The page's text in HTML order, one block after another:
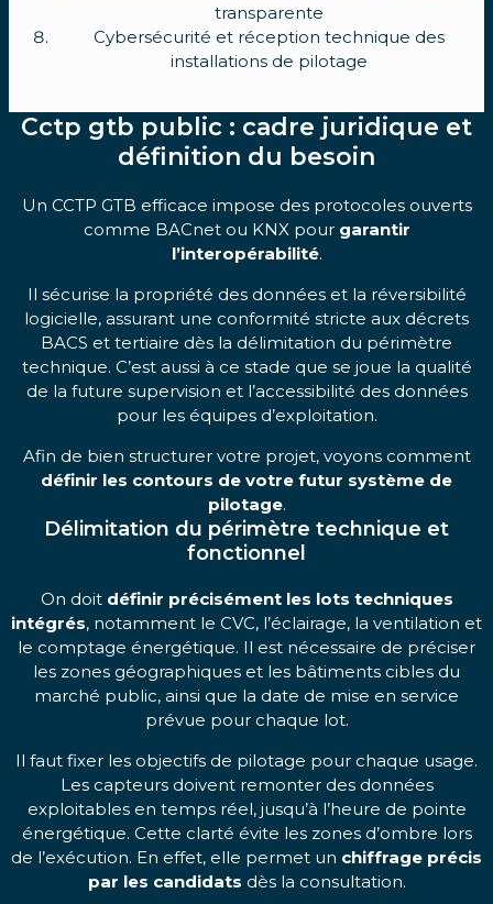
transparente
Cybersécurité et réception technique des
installations de pilotage
Cctp gtb public : cadre juridique et
définition du besoin
Un CCTP GTB efficace impose des protocoles ouverts
comme BACnet ou KNX pour garantir
l’interopérabilité.
Il sécurise la propriété des données et la réversibilité
logicielle, assurant une conformité stricte aux décrets
BACS et tertiaire dès la délimitation du périmètre
technique. C’est aussi à ce stade que se joue la qualité
de la future supervision et l’accessibilité des données
pour les équipes d’exploitation.
Afin de bien structurer votre projet, voyons comment
définir les contours de votre futur système de
pilotage.
Délimitation du périmètre technique et
fonctionnel
On doit définir précisément les lots techniques
intégrés, notamment le CVC, l’éclairage, la ventilation et
le comptage énergétique. Il est nécessaire de préciser
les zones géographiques et les bâtiments cibles du
marché public, ainsi que la date de mise en service
prévue pour chaque lot.
Il faut fixer les objectifs de pilotage pour chaque usage.
Les capteurs doivent remonter des données
exploitables en temps réel, jusqu’à l’heure de pointe
énergétique. Cette clarté évite les zones d’ombre lors
de l’exécution. En effet, elle permet un chiffrage précis
par les candidats dès la consultation.